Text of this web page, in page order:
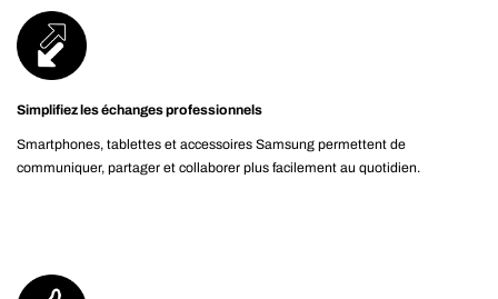
Simplifiez les échanges professionnels
Smartphones, tablettes et accessoires Samsung permettent de
communiquer, partager et collaborer plus facilement au quotidien.